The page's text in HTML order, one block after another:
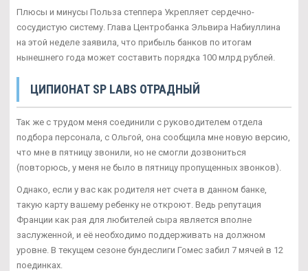
Плюсы и минусы Польза степпера Укрепляет сердечно-
сосудистую систему. Глава Центробанка Эльвира Набиуллина
на этой неделе заявила, что прибыль банков по итогам
нынешнего года может составить порядка 100 млрд рублей.
ЦИПИОНАТ SP LABS ОТРАДНЫЙ
Так же с трудом меня соединили с руководителем отдела
подбора персонала, с Ольгой, она сообщила мне новую версию,
что мне в пятницу звонили, но не смогли дозвониться
(повторюсь, у меня не было в пятницу пропущенных звонков).
Однако, если у вас как родителя нет счета в данном банке,
такую карту вашему ребенку не откроют. Ведь репутация
Франции как рая для любителей сыра является вполне
заслуженной, и её необходимо поддерживать на должном
уровне. В текущем сезоне бундеслиги Гомес забил 7 мячей в 12
поединках.